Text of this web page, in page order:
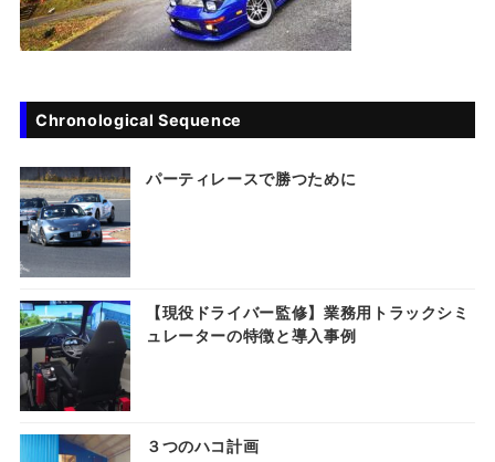
Chronological Sequence
パーティレースで勝つために
【現役ドライバー監修】業務用トラックシミ
ュレーターの特徴と導入事例
３つのハコ計画